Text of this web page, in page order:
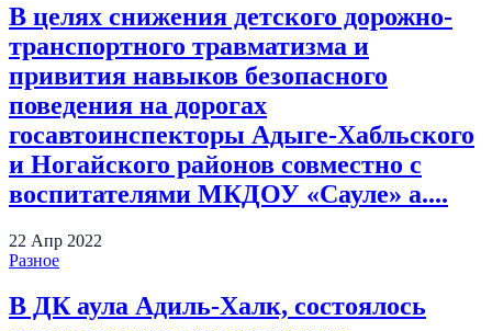
В целях снижения детского дорожно-
транспортного травматизма и
привития навыков безопасного
поведения на дорогах
госавтоинспекторы Адыге-Хабльского
и Ногайского районов совместно с
воспитателями МКДОУ «Сауле» а....
22 Апр 2022
Разное
В ДК аула Адиль-Халк, состоялось